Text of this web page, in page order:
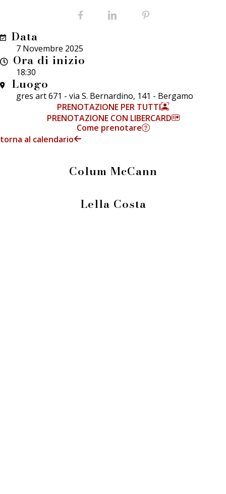
Facebook LinkedIn
Data
7 Novembre 2025
Ora di inizio
18:30
Luogo
gres art 671 - via S. Bernardino, 141 - Bergamo
PRENOTAZIONE PER TUTTI
PRENOTAZIONE CON LIBERCARD
Come prenotare
torna al calendario
Colum McCann
Lella Costa